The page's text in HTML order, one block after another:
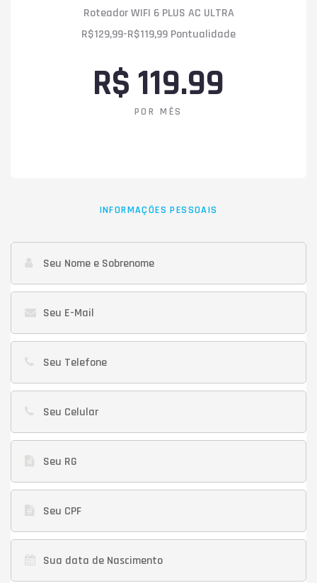
Roteador WIFI 6 PLUS AC ULTRA
R$129,99-R$119,99 Pontualidade
R$ 119.99
POR MÊS
INFORMAÇÕES PESSOAIS